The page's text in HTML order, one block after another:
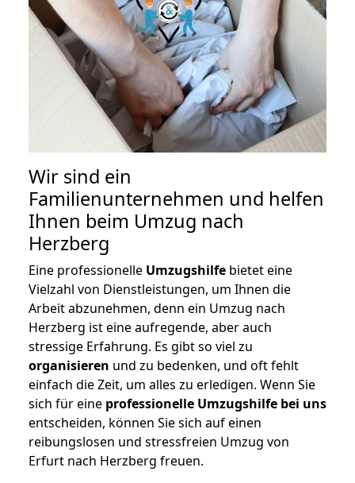
Wir sind ein
Familienunternehmen und helfen
Ihnen beim Umzug nach
Herzberg
Eine professionelle Umzugshilfe bietet eine
Vielzahl von Dienstleistungen, um Ihnen die
Arbeit abzunehmen, denn ein Umzug nach
Herzberg ist eine aufregende, aber auch
stressige Erfahrung. Es gibt so viel zu
organisieren und zu bedenken, und oft fehlt
einfach die Zeit, um alles zu erledigen. Wenn Sie
sich für eine professionelle Umzugshilfe bei uns
entscheiden, können Sie sich auf einen
reibungslosen und stressfreien Umzug von
Erfurt nach Herzberg freuen.